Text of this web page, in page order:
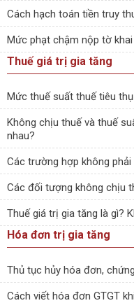
Cách hạch toán tiền truy
Mức phạt chậm nộp tờ
Thuế giá trị gia tăng
Mức thuế suất thuế tiêu
Không chịu thuế và thuế
nhau?
Các trường hợp không
Các đối tượng không chịu
Thuế giá trị gia tăng là gì?
Hóa đơn trị gia tăng
Thủ tục hủy hóa đơn,
Cách viết hóa đơn GTGT